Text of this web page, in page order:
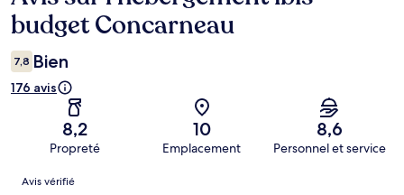
budget Concarneau
7,8 Bien
176 avis
8,2
Propreté
10
Emplacement
8,6
Personnel et service
Avis
Avis vérifié